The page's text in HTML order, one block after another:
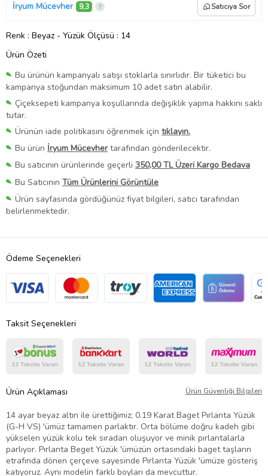
İryum Mücevher 9,3 Satıcıya Sor
Renk : Beyaz - Yüzük Ölçüsü : 14
Ürün Özeti
Bu ürünün kampanyalı satışı stoklarla sınırlıdır. Bir tüketici bu
kampanya stoğundan maksimum 10 adet satın alabilir.
Çiçeksepeti kampanya koşullarında değişiklik yapma hakkını saklı
tutar.
Ürünün iade politikasını öğrenmek için tıklayın.
Bu ürün İryum Mücevher tarafından gönderilecektir.
Bu satıcının ürünlerinde geçerli 350,00 TL Üzeri Kargo Bedava
Bu Satıcının Tüm Ürünlerini Görüntüle
Ürün sayfasında gördüğünüz fiyat bilgileri, satıcı tarafından
belirlenmektedir.
Ödeme Seçenekleri
Taksit Seçenekleri
Ürün Açıklaması Ürün Güvenliği Bilgileri
14 ayar beyaz altın ile ürettiğimiz; 0.19 Karat Baget Pırlanta Yüzük
(G-H VS) 'ümüz tamamen parlaktır. Orta bölüme doğru kadeh gibi
yükselen yüzük kolu tek sıradan oluşuyor ve minik pırlantalarla
parlıyor. Pırlanta Beget Yüzük 'ümüzün ortasındaki baget taşların
etrafında dönen çerçeve sayesinde Pırlanta Yüzük 'ümüze gösteriş
katıyoruz. Aynı modelin farklı boyları da mevcuttur.